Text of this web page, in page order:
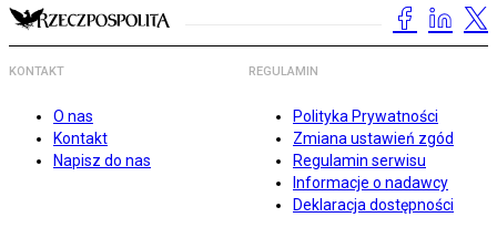
KONTAKT
O nas
Kontakt
Napisz do nas
REGULAMIN
Polityka Prywatności
Zmiana ustawień zgód
Regulamin serwisu
Informacje o nadawcy
Deklaracja dostępności